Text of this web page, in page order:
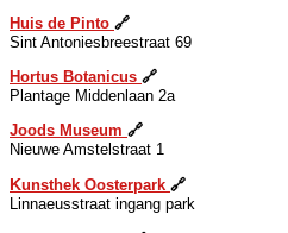
Huis de Pinto 🔗
Sint Antoniesbreestraat 69
Hortus Botanicus 🔗
Plantage Middenlaan 2a
Joods Museum 🔗
Nieuwe Amstelstraat 1
Kunsthek Oosterpark 🔗
Linnaeusstraat ingang park